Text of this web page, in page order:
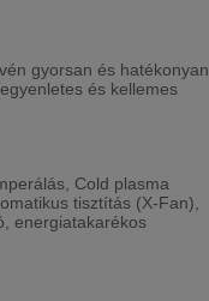
gyorsan és hatékonyan
és kellemes
Cold plasma
tisztítás (X-Fan),
energiatakarékos